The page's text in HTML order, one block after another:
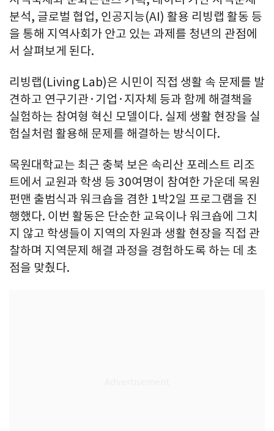
분석, 글로벌 협업, 인공지능(AI) 활용 리빙랩 활동 등
을 통해 지역사회가 안고 있는 과제를 청년의 관점에
서 살펴보게 된다.
리빙랩(Living Lab)은 시민이 직접 생활 속 문제를 발
견하고 연구기관·기업·지자체 등과 함께 해결책을
실험하는 참여형 혁신 모델이다. 실제 생활 현장을 실
험실처럼 활용해 문제를 해결하는 방식이다.
목원대학교는 최근 충북 보은 속리산 포레스트 리조
트에서 교원과 학생 등 30여명이 참여한 가운데 목원
펀맨 출범식과 워크숍을 겸한 1박2일 프로그램을 진
행했다. 이번 활동은 단순한 교육이나 워크숍에 그치
지 않고 학생들이 지역의 자원과 생활 현장을 직접 관
찰하며 지역문제 해결 과정을 경험하도록 하는 데 초
점을 맞췄다.